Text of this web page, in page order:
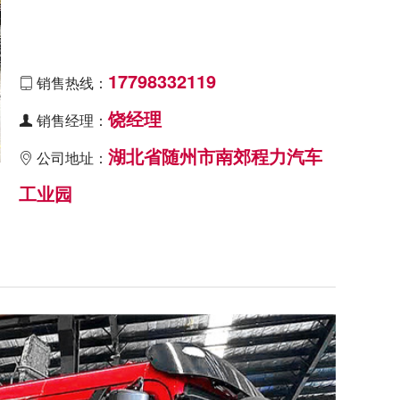
 销售热线： 17798332119
 销售经理： 饶经理
 公司地址： 湖北省随州市南郊程力汽车
工业园